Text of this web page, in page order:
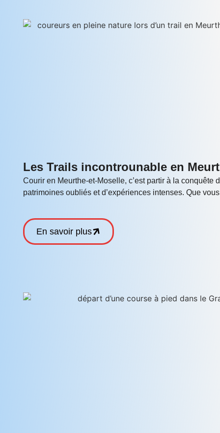
Les Trails incontrounable en
Courir en Meurthe-et-Moselle, c’est partir à la
patrimoines oubliés et d’expériences intenses. Que
En savoir plus